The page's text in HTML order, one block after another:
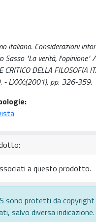
italiano. Considerazioni
Sasso "La verità, l'opinione"
CRITICO DELLA FILOSOFIA
LXXX:(2001), pp. 326-359.
a questo prodotto.
sono protetti da
salvo diversa indicazione.